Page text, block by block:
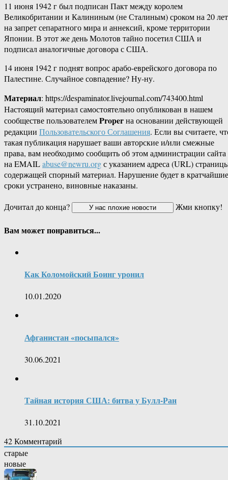
11 июня 1942 г был подписан Пакт между королем
Великобритании и Калининым (не Сталиным) сроком на 20 лет
на запрет сепаратного мира и аннексий, кроме территории
Японии. В этот же день Молотов тайно посетил США и
подписал аналогичные договора с США.
14 июня 1942 г поднят вопрос арабо-еврейского договора по
Палестине. Случайное совпадение? Ну-ну.
Материал: https://despaminator.livejournal.com/743400.html
Настоящий материал самостоятельно опубликован в нашем
сообществе пользователемProperна основании действующей
редакции Пользовательского Соглашения. Если вы считаете,
такая публикация нарушает ваши авторские и/или смежные
права, вам необходимо сообщить об этом администрации сайта
на EMAILabuse@newru.orgс указанием адреса (URL)
содержащей спорный материал. Нарушение будет в кратчайшие
сроки устранено, виновные наказаны.
Дочитал до конца?
Жми кнопку!
Вам может понравиться...
Как Коломойский Боинг уронил
10.01.2020
Афганистан «посыпался»
30.06.2021
Тайная история США: битва у Булл-Ран
31.10.2021
42Комментарий
старые
новые